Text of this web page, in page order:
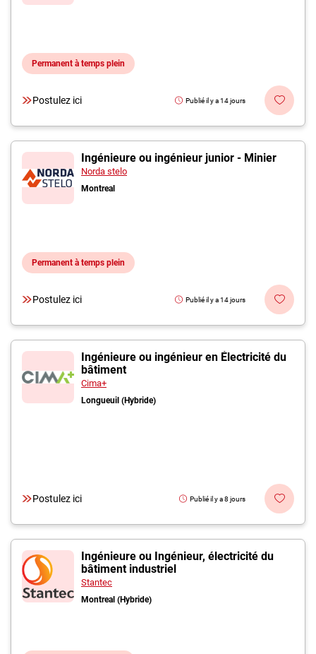
Permanent à temps plein
Postulez ici Publié il y a 14 jours
Ingénieure ou ingénieur junior - Minier
Norda stelo
Montreal
Permanent à temps plein
Postulez ici Publié il y a 14 jours
Ingénieure ou ingénieur en Électricité du
bâtiment
Cima+
Longueuil (Hybride)
Postulez ici Publié il y a 8 jours
Ingénieure ou Ingénieur, électricité du
bâtiment industriel
Stantec
Montreal (Hybride)